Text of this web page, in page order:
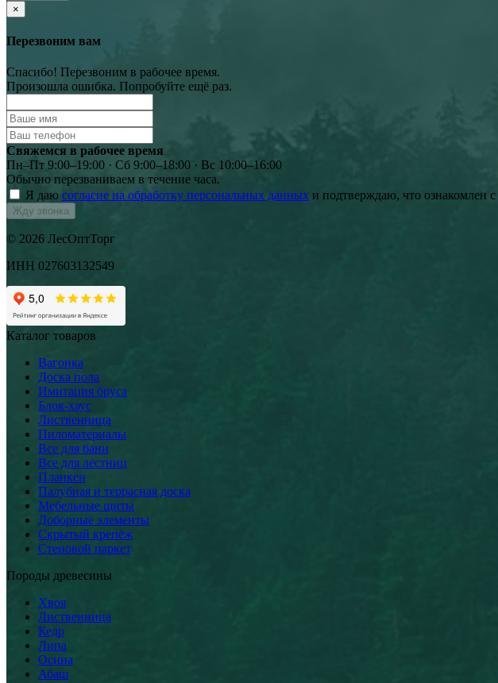
×
Перезвоним вам
Спасибо! Перезвоним в рабочее время.
Произошла ошибка. Попробуйте ещё раз.
Свяжемся в рабочее время
Пн–Пт 9:00–19:00 · Сб 9:00–18:00 · Вс 10:00–16:00
Обычно перезваниваем в течение часа.
Я даю согласие на обработку персональных данных и подтверждаю, что ознакомлен с
Жду звонка
© 2026 ЛесОптТорг
ИНН 027603132549
Каталог товаров
Вагонка
Доска пола
Имитация бруса
Блок-хаус
Лиственница
Пиломатериалы
Все для бани
Все для лестниц
Планкен
Палубная и террасная доска
Мебельные щиты
Доборные элементы
Скрытый крепёж
Стеновой паркет
Породы древесины
Хвоя
Лиственница
Кедр
Липа
Осина
Абаш